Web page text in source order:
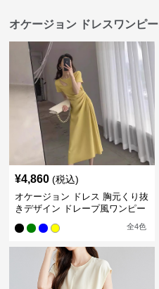
オケージョン ドレスワンピ
¥4,860 (税込)
オケージョン ドレス 胸元くり抜
きデザイン ドレープ風ワンピー
全4色